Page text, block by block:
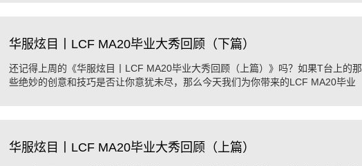
华服炫目丨LCF MA20毕业大秀回顾（下篇）
还记得上周的《华服炫目丨LCF MA20毕业大秀回顾（上篇）》吗？如果T台上的那
些绝妙的创意和技巧是否让你意犹未尽，那么今天我们为你带来的LCF MA20毕业
华服炫目丨LCF MA20毕业大秀回顾（上篇）